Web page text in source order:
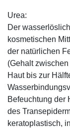
Urea:
Der
kosmetischen
der natürlichen
(Gehalt
Haut bis zur
Befeuchtung der
des
keratoplastisch,